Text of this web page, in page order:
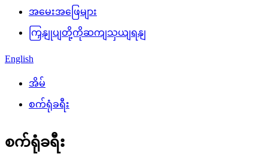
အမေးအဖြေများ
ကြှနျုပျတို့ကိုဆကျသှယျရနျ
English
အိမ်
စက်ရုံခရီး
စက်ရုံခရီး